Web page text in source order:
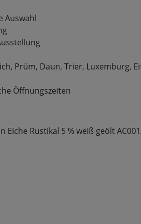
Auswahl
Prüm, Daun, Trier, Luxemburg,
Öffnungszeiten
Rustikal 5 % weiß geölt